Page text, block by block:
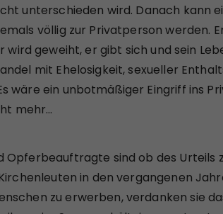
unterschieden wird. Danach kann
völlig zur Privatperson werden.
geweiht, er gibt sich und sein
mit Ehelosigkeit, sexueller
wäre ein unbotmäßiger Eingriff ins
mehr…
Opferbeauftragte sind ob des Urteils
in den vergangenen
zu erwerben, verdanken sie